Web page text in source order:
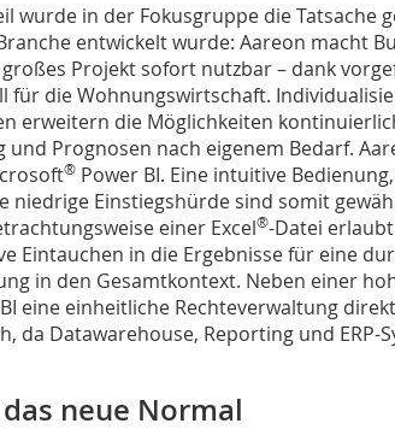
wurde in der Fokusgruppe die Tatsache
entwickelt wurde: Aareon macht
Projekt sofort nutzbar – dank
für die Wohnungswirtschaft.
erweitern die Möglichkeiten
und Prognosen nach eigenem Bedarf.
® Power BI. Eine intuitive
niedrige Einstiegshürde sind somit
einer Excel®-Datei
Eintauchen in die Ergebnisse für eine
in den Gesamtkontext. Neben einer
eine einheitliche Rechteverwaltung
da Datawarehouse, Reporting und ERP-
neue Normal